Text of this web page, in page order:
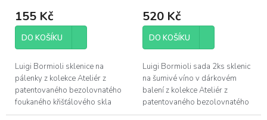
155 Kč
DO KOŠÍKU
Luigi Bormioli sklenice na
pálenky z kolekce Ateliér z
patentovaného bezolovnatého
foukaného křišťálového skla
Son.hyx se výšenou odolností
520 Kč
DO KOŠÍKU
Luigi Bormioli sada 2ks sklenic
na šumivé víno v dárkovém
balení z kolekce Ateliér z
patentovaného bezolovnatého
foukaného křišťálového skla